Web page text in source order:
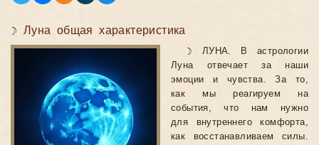
☽ Луна общая характеристика
☽ ЛУНА. В астрологии
Луна отвечает за наши
эмоции и чувства. За то,
как мы реагируем на
события, что нам нужно
для внутреннего комфорта,
как восстанавливаем силы.